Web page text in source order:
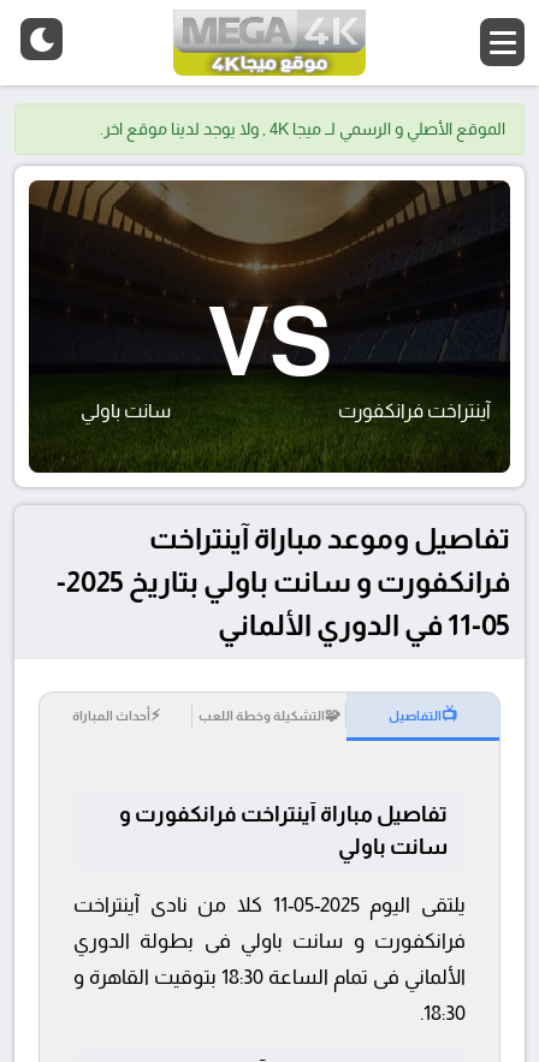
الموقع الأصلي و الرسمي لــ ميجا 4K , ولا يوجد لدينا موقع اخر.
آينتراخت فرانكفورت
VS
سانت باولي
تفاصيل وموعد مباراة آينتراخت
فرانكفورت و سانت باولي بتاريخ 2025-
05-11 في الدوري الألماني
📺التفاصيل 🧩التشكيلة وخطة اللعب ⚡أحداث المباراة
تفاصيل مباراة آينتراخت فرانكفورت و
سانت باولي
يلتقى اليوم 2025-05-11 كلا من نادى آينتراخت
فرانكفورت و سانت باولي فى بطولة الدوري
الألماني فى تمام الساعة 18:30 بتوقيت القاهرة و
18:30.